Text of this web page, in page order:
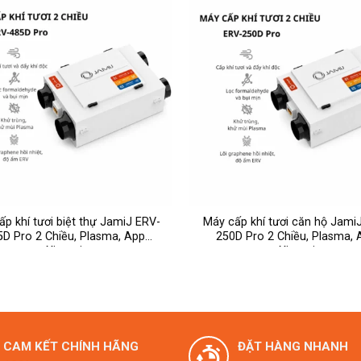
một số hợp chất hữu cơ bay hơi.
khí tươi biệt thự JamiJ ERV-
Pro 2 Chiều, Plasma, App
Xiaomi
Máy cấp khí tươi căn hộ
250D Pro 2 Chiều, Plasma,
Xiaomi
CAM KẾT CHÍNH HÃNG
ĐẶT HÀNG NHANH